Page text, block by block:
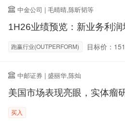
中金公司 | 毛晴晴,陈昕韬等
1H26业绩预览：新业务利
跑赢行业(OUTPERFORM) 目标价：
中邮证券 | 盛丽华,陈灿
美国市场表现亮眼，实体瘤
买入